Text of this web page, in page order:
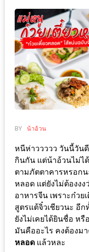
เดียว
ที่
ครบ
ครั้ง
ช้อป
ชิ
ลล์
MARKET
FESTIVAL
10
ร้าน
พ่อ
ค้า
แซ่บ
BY น้าอ้วน
หนีห่าววววว วันนี้วัน
กินกัน แต่น้าอ้วนไม่ไ
ตามภัตตาคารหรอกน
หลอด แต่ยังไม่ต้องงง
อาหารจีน เพราะก๋วย
สูตรแต้จิ๋วเชียวนะ อี
ยังไม่เคยได้ยินชื่อ หรื
มันคืออะไร คงต้องม
หลอด แล้วหละ